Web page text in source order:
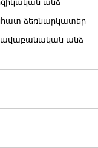
անձ
ձեռնարկատեր
անձ